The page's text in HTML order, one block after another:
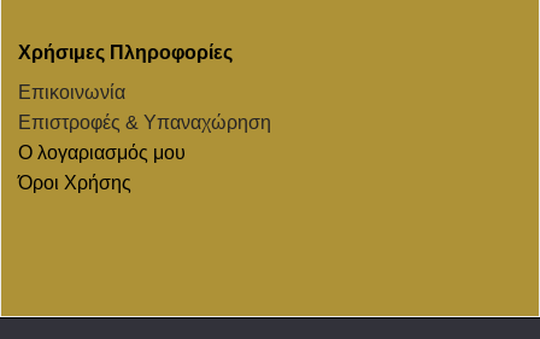
Χρήσιμες Πληροφορίες
Επικοινωνία
Επιστροφές & Υπαναχώρηση
Ο λογαριασμός μου
Όροι Χρήσης